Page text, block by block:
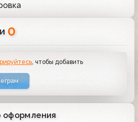
0
, чтобы добавить
оформления